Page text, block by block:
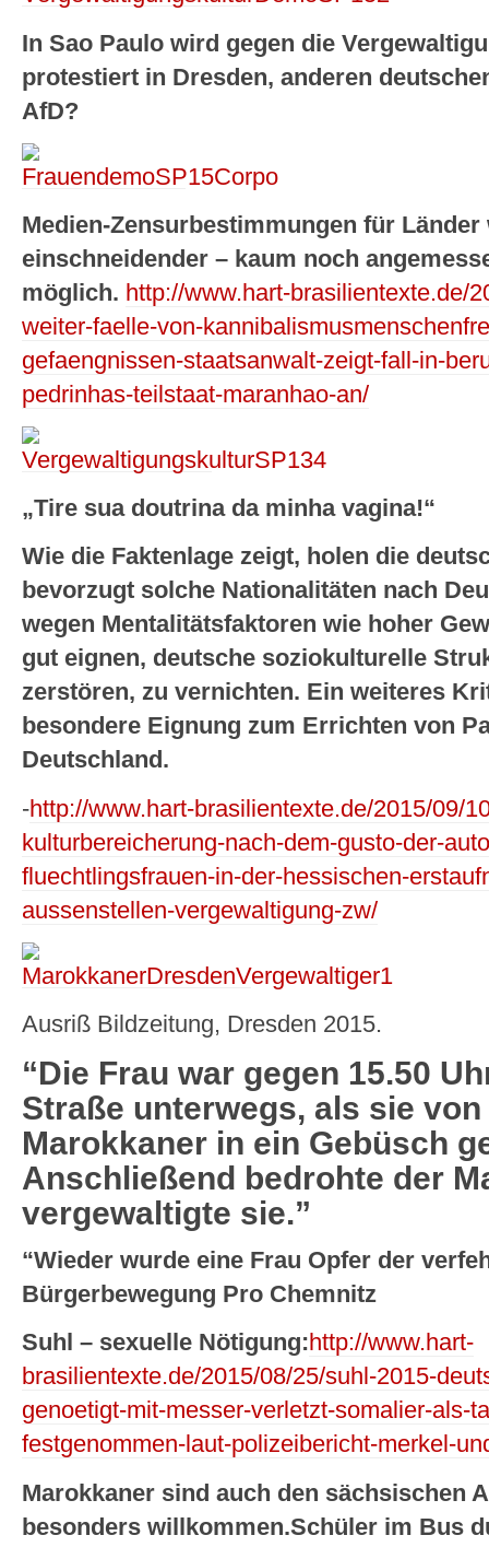
In Sao Paulo wird gegen die
protestiert in Dresden, anderen
AfD?
Medien-Zensurbestimmungen für
einschneidender – kaum noch
möglich. http://www.hart-brasilientexte.de/
weiter-faelle-von-
gefaengnissen-staatsanwalt-zeigt-fall-in-
pedrinhas-teilstaat-maranhao-an/
„Tire sua doutrina da minha vagina!“
Wie die Faktenlage zeigt, holen die
bevorzugt solche Nationalitäten nach
wegen Mentalitätsfaktoren wie hoher
gut eignen, deutsche soziokulturelle
zerstören, zu vernichten. Ein weiteres
besondere Eignung zum Errichten von
Deutschland.
-http://www.hart-brasilientexte.de/2015/09/
kulturbereicherung-nach-dem-gusto-der-
fluechtlingsfrauen-in-der-hessischen-
aussenstellen-vergewaltigung-zw/
Ausriß Bildzeitung, Dresden 2015.
“Die Frau war gegen 15.50
Straße unterwegs, als sie
Marokkaner in ein Gebüsch
Anschließend bedrohte der
vergewaltigte sie.”
“Wieder wurde eine Frau Opfer der
Bürgerbewegung Pro Chemnitz
Suhl – sexuelle Nötigung:http://www.hart-
brasilientexte.de/2015/08/25/suhl-2015-
genoetigt-mit-messer-verletzt-somalier-als-
festgenommen-laut-polizeibericht-merkel-
Marokkaner sind auch den sächsischen
besonders willkommen.Schüler im Bus